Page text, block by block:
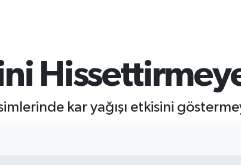
kar yağışı etkisini